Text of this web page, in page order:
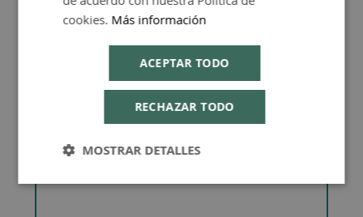
cookies. Más información
ACEPTAR TODO
RECHAZAR TODO
MOSTRAR DETALLES